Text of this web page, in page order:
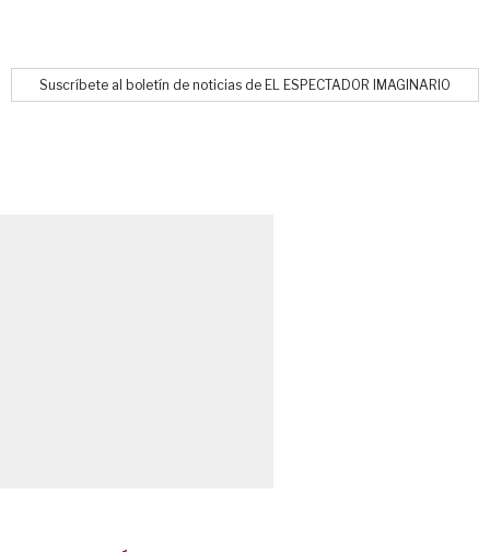
Suscríbete al boletín de noticias de EL ESPECTADOR IMAGINARIO